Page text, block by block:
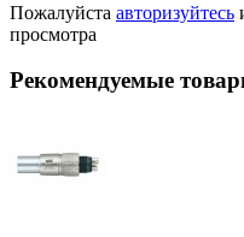
Пожалуйста авторизуйтесь
просмотра
Рекомендуемые